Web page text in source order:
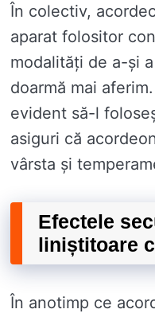
În colectiv,
aparat folositor
modalități de a-și
doarmă mai
evident să-l
asiguri că
vârsta și
Efectele
liniștitoare
În anotimp ce